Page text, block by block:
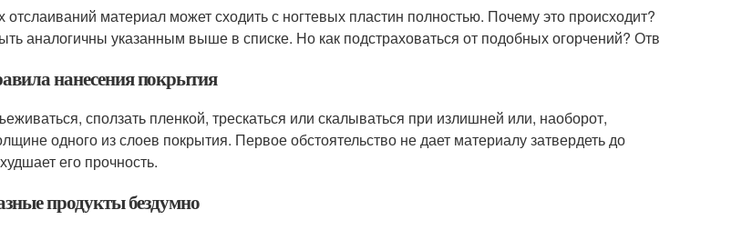
материал может сходить с ногтевых пластин полностью. Почему это происходит?
аналогичны указанным выше в списке. Но как подстраховаться от подобных огорчений? Отв
нанесения покрытия
сползать пленкой, трескаться или скалываться при излишней или, наоборот,
одного из слоев покрытия. Первое обстоятельство не дает материалу затвердеть до
его прочность.
продукты бездумно